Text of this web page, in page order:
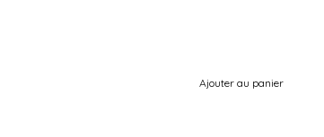
Ajouter au panier